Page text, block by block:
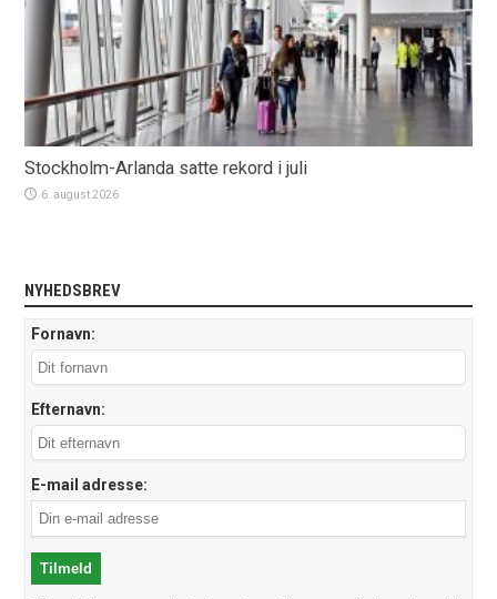
Stockholm-Arlanda satte rekord i juli
6. august 2026
NYHEDSBREV
Fornavn:
Efternavn:
E-mail adresse: